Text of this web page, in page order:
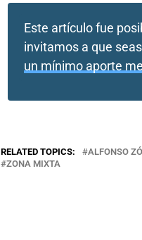
Este artículo fue
invitamos a que
un mínimo aporte
RELATED TOPICS: ALFONSO
ZONA MIXTA